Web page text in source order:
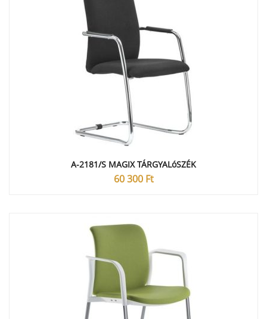
A-2181/S MAGIX TÁRGYALóSZÉK
60 300 Ft